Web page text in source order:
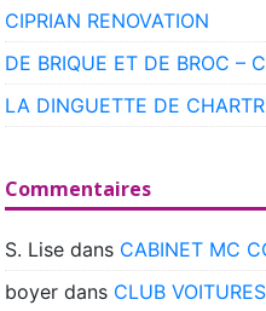
CIPRIAN RENOVATION
DE BRIQUE ET DE BROC –
LA DINGUETTE DE
Commentaires
S. Lisedans CABINET MC
boyerdans CLUB